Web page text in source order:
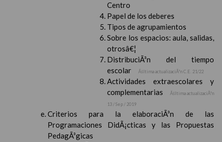
Centro
Papel de los deberes
Tipos de agrupamientos
Sobre los espacios: aula, salidas,
otrosâ€¦
DistribuciÃ³n del tiempo
escolar
Ãšltima actualizaciÃ³n C.E. 21/22
Actividades extraescolares y
complementarias
Ãšltima actualizaciÃ³n
13 / Sep / 2019
Criterios para la elaboraciÃ³n de las
Programaciones DidÃ¡cticas y las Propuestas
PedagÃ³gicas